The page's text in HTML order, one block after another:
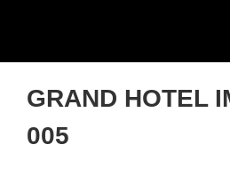
GRAND HOTEL
005